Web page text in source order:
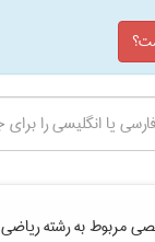
مربوط به رشتهرياضی